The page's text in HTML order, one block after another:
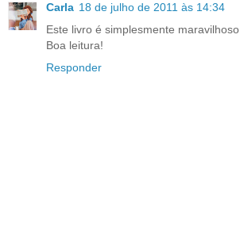
Carla 18 de julho de 2011 às 14:34
Este livro é simplesmente maravilhoso.
Boa leitura!
Responder